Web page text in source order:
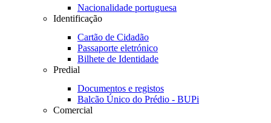
Nacionalidade portuguesa
Identificação
Cartão de Cidadão
Passaporte eletrónico
Bilhete de Identidade
Predial
Documentos e registos
Balcão Único do Prédio - BUPi
Comercial